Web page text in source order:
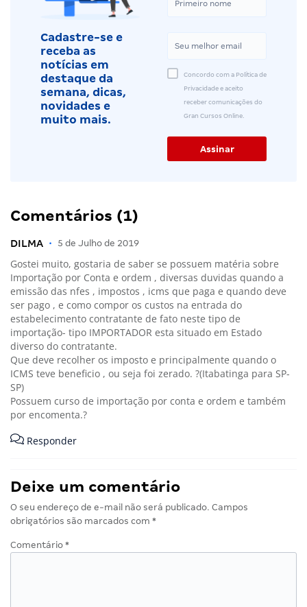
Cadastre-se e
receba as
notícias em
destaque da
semana, dicas,
novidades e
muito mais.
Concordo com a Política de
Privacidade e aceito
receber comunicações do
Gran Cursos Online.
Comentários (1)
DILMA • 5 de Julho de 2019
Gostei muito, gostaria de saber se possuem matéria sobre
Importação por Conta e ordem , diversas duvidas quando a
emissão das nfes , impostos , icms que paga e quando deve
ser pago , e como compor os custos na entrada do
estabelecimento contratante de fato neste tipo de
importação- tipo IMPORTADOR esta situado em Estado
diverso do contratante.
Que deve recolher os imposto e principalmente quando o
ICMS teve beneficio , ou seja foi zerado. ?(Itabatinga para SP-
SP)
Possuem curso de importação por conta e ordem e também
por encomenta.?
Responder
Deixe um comentário
O seu endereço de e-mail não será publicado. Campos
obrigatórios são marcados com *
Comentário *